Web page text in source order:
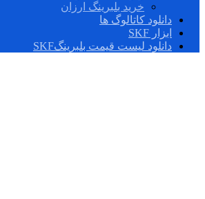
خرید بلبرینگ ارزان
دانلود کاتالوگ ها
ابزار SKF
دانلود لیست قیمت بلبرینگSKF